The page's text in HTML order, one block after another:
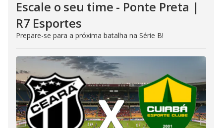
Escale o seu time - Ponte Preta |
R7 Esportes
Prepare-se para a próxima batalha na Série B!